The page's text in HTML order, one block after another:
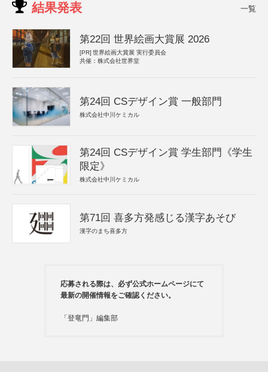
結果発表 一覧
第22回 世界絵画大賞展 2026
[PR] 世界絵画大賞展 実行委員会
共催：株式会社世界堂
第24回 CSデザイン賞 一般部門
株式会社中川ケミカル
第24回 CSデザイン賞 学生部門《学生
限定》
株式会社中川ケミカル
第71回 喜多方発感じる漢字あそび
漢字のまち喜多方
応募される際は、必ず公式ホームページにて
最新の開催情報をご確認ください。
「登竜門」編集部